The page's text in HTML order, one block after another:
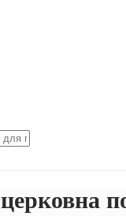
церковна